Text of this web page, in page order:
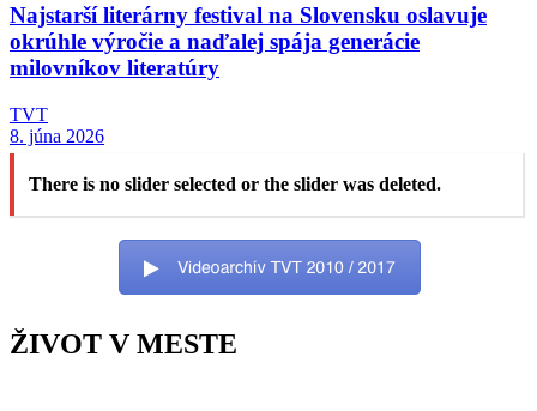
Najstarší literárny festival na Slovensku oslavuje
okrúhle výročie a naďalej spája generácie
milovníkov literatúry
TVT
8. júna 2026
There is no slider selected or the slider was deleted.
ŽIVOT V MESTE